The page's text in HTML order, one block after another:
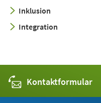
Inklusion
Integration
Kontaktformular